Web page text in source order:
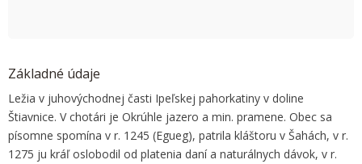
Základné údaje
Ležia v juhovýchodnej časti Ipeľskej pahorkatiny v doline
Štiavnice. V chotári je Okrúhle jazero a min. pramene. Obec sa
písomne spomína v r. 1245 (Egueg), patrila kláštoru v Šahách, v r.
1275 ju kráľ oslobodil od platenia daní a naturálnych dávok, v r.